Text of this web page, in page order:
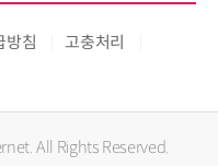
방침
고충처리
All Rights Reserved.